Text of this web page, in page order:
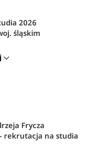
do 12 lipca
2026
2026
śląskim
Frycza
rekrutacja na studia